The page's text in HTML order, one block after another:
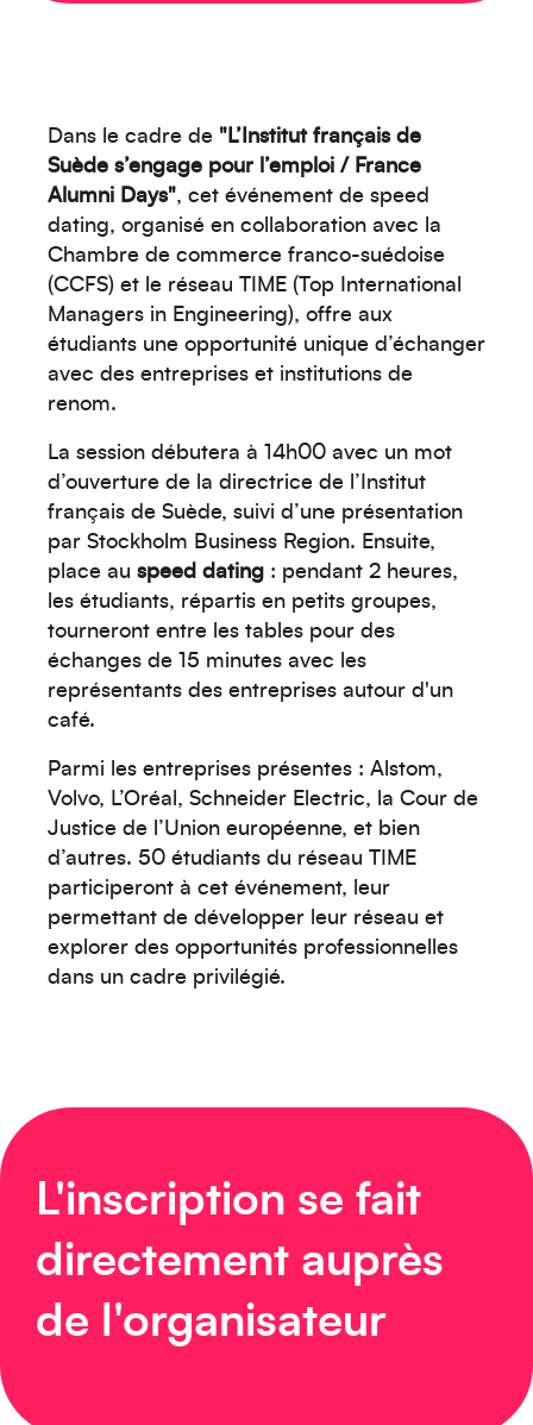
Dans le cadre de "L’Institut français de
Suède s’engage pour l’emploi / France
Alumni Days", cet événement de speed
dating, organisé en collaboration avec la
Chambre de commerce franco-suédoise
(CCFS) et le réseau TIME (Top International
Managers in Engineering), offre aux
étudiants une opportunité unique d’échanger
avec des entreprises et institutions de
renom.
La session débutera à 14h00 avec un mot
d’ouverture de la directrice de l’Institut
français de Suède, suivi d’une présentation
par Stockholm Business Region. Ensuite,
place au speed dating : pendant 2 heures,
les étudiants, répartis en petits groupes,
tourneront entre les tables pour des
échanges de 15 minutes avec les
représentants des entreprises autour d'un
café.
Parmi les entreprises présentes : Alstom,
Volvo, L’Oréal, Schneider Electric, la Cour de
Justice de l’Union européenne, et bien
d’autres. 50 étudiants du réseau TIME
participeront à cet événement, leur
permettant de développer leur réseau et
explorer des opportunités professionnelles
dans un cadre privilégié.
L'inscription se fait
directement auprès
de l'organisateur
Moyen-Orient
Créez votre événement